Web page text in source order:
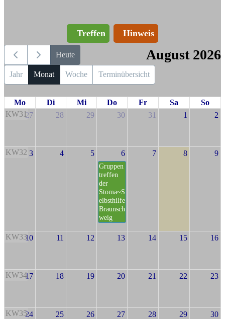
Treffen Hinweis
Heute August 2026
Jahr Monat Woche Terminübersicht
Mo Di Mi Do Fr Sa
So
KW3127 28 29 30 31 1 2
KW32 3 4 5 6
Gruppen
treffen
der
Stoma~S
elbsthilfe
Braunsch
weig
7 8 9
KW3310 11 12 13 14 15 16
KW3417 18 19 20 21 22 23
KW3524 25 26 27 28 29 30